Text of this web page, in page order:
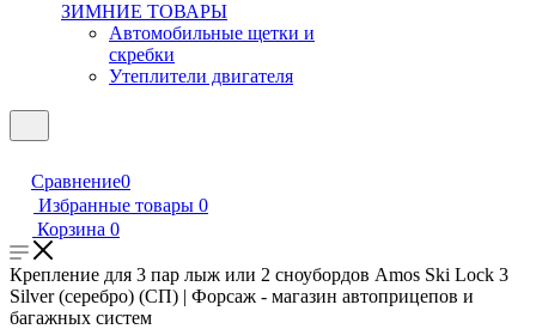
ЗИМНИЕ ТОВАРЫ
Автомобильные щетки и
скребки
Утеплители двигателя
Сравнение0
Избранные товары 0
Корзина 0
Крепление для 3 пар лыж или 2 сноубордов Amos Ski Lock 3
Silver (серебро) (СП) | Форсаж - магазин автоприцепов и
багажных систем